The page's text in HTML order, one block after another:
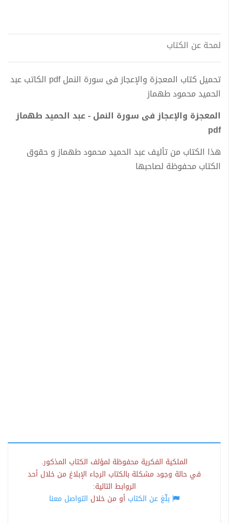
لمحة عن الكتاب
تحميل كتاب المعجزة والإعجاز فى سورة النمل pdf الكاتب عبد
الحميد محمود طهماز
المعجزة والإعجاز فى سورة النمل - عبد الحميد طهماز
pdf
هذا الكتاب من تأليف عبد الحميد محمود طهماز و حقوق
الكتاب محفوظة لصاحبها
الملكية الفكرية محفوظة لمؤلف الكتاب المذكور.
في حالة وجود مشكلة بالكتاب الرجاء الإبلاغ من خلال أحد
الروابط التالية:
بلّغ عن الكتاب أو من خلال التواصل معنا